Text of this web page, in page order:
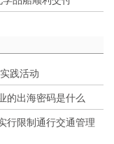
践活动
的出海密码是什么
行限制通行交通管理